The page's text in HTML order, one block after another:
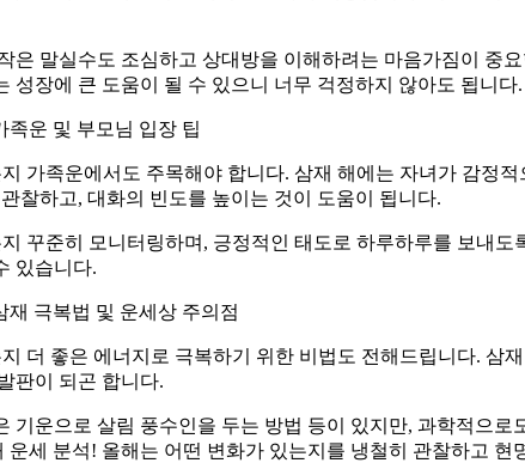
은 말실수도 조심하고 상대방을 이해하려는 마음가짐이 중
성장에 큰 도움이 될 수 있으니 너무 걱정하지 않아도 됩니다.
족운 및 부모님 입장 팁
가족운에서도 주목해야 합니다. 삼재 해에는 자녀가 감정
찰하고, 대화의 빈도를 높이는 것이 도움이 됩니다.
꾸준히 모니터링하며, 긍정적인 태도로 하루하루를 보내
있습니다.
재 극복법 및 운세상 주의점
더 좋은 에너지로 극복하기 위한 비법도 전해드립니다. 삼
판이 되곤 합니다.
기운으로 살림 풍수인을 두는 방법 등이 있지만, 과학적으
세 분석! 올해는 어떤 변화가 있는지를 냉철히 관찰하고